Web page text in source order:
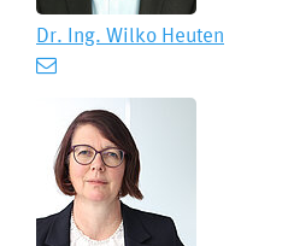
Dr. Ing. Wilko Heuten